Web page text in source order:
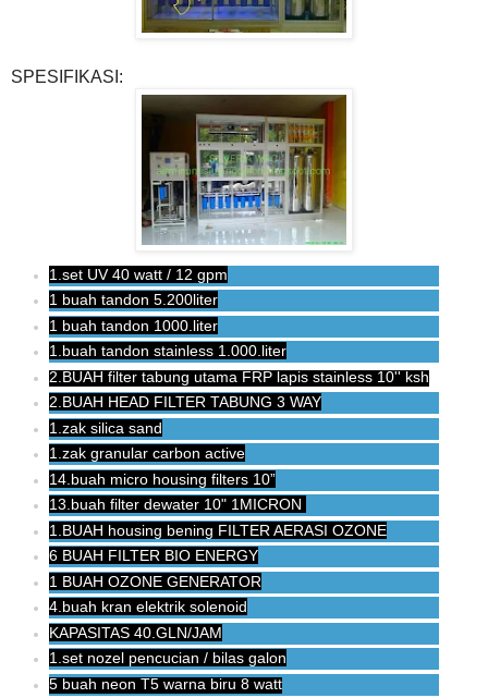
SPESIFIKASI:
1.set UV 40 watt / 12 gpm
1 buah tandon 5.200liter
1 buah tandon 1000.liter
1.buah tandon stainless 1.000.liter
2.BUAH filter tabung utama FRP lapis stainless 10'' ksh
2.BUAH HEAD FILTER TABUNG 3 WAY
1.zak silica sand
1.zak granular carbon active
14.buah micro housing filters 10”
13.buah filter dewater 10" 1MICRON
1.BUAH housing bening FILTER AERASI OZONE
6 BUAH FILTER BIO ENERGY
1 BUAH OZONE GENERATOR
4.buah kran elektrik solenoid
KAPASITAS 40.GLN/JAM
1.set nozel pencucian / bilas galon
5 buah neon T5 warna biru 8 watt